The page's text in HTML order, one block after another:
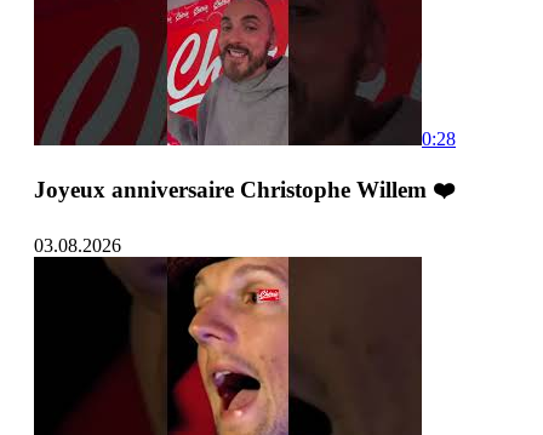
0:28
Joyeux anniversaire Christophe Willem ❤️
03.08.2026